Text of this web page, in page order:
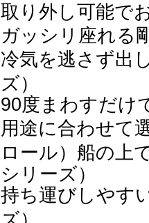
取り外し可能で
ガッシリ座れる
冷気を逃さず出
ズ）
90度まわすだけ
用途に合わせて
ロール）船の上
シリーズ）
持ち運びしやす
ズ）